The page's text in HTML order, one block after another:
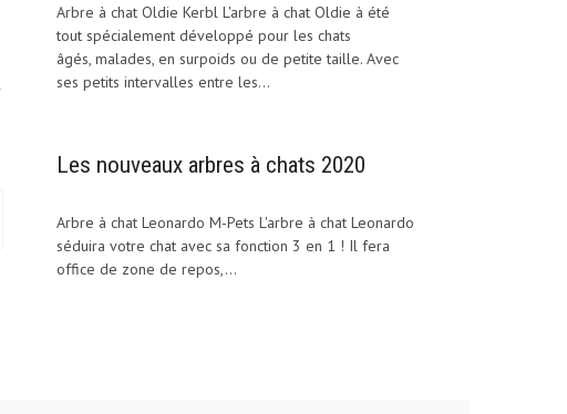
Arbre à chat Oldie Kerbl L'arbre à chat Oldie à été
tout spécialement développé pour les chats
âgés, malades, en surpoids ou de petite taille. Avec
ses petits intervalles entre les...
Les nouveaux arbres à chats 2020
Arbre à chat Leonardo M-Pets L'arbre à chat Leonardo
séduira votre chat avec sa fonction 3 en 1 ! Il fera
office de zone de repos,...